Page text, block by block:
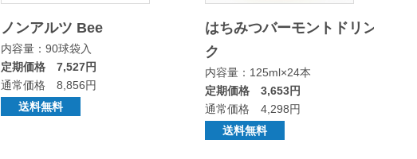
ノンアルツ Bee
内容量：90球袋入
定期価格 7,527円
通常価格 8,856円
送料無料
はちみつバーモントドリン
ク
内容量：125ml×24本
定期価格 3,653円
通常価格 4,298円
送料無料